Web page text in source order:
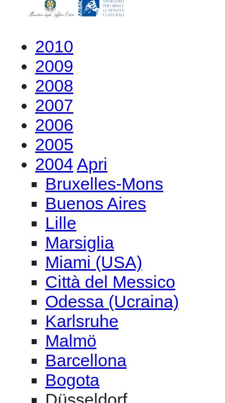
2010
2009
2008
2007
2006
2005
2004 Apri
Bruxelles-Mons
Buenos Aires
Lille
Marsiglia
Miami (USA)
Città del Messico
Odessa (Ucraina)
Karlsruhe
Malmö
Barcellona
Bogota